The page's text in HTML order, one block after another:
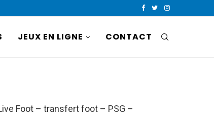
JEUX EN LIGNE CONTACT
Foot – transfert foot – PSG –